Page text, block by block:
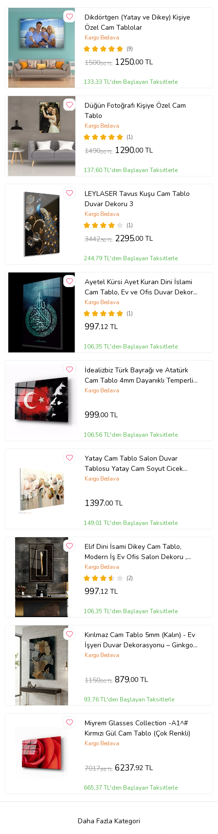
Dikdörtgen (Yatay ve Dikey) Kişiye
Özel Cam Tablolar
(9)
Kargo Bedava
1500,00 TL 1250,00 TL
133,33 TL'den Başlayan Taksitlerle
Düğün Fotoğrafı Kişiye Özel Cam
Tablo
(1)
Kargo Bedava
1490,00 TL 1290,00 TL
137,60 TL'den Başlayan Taksitlerle
LEYLASER Tavus Kuşu Cam Tablo
Duvar Dekoru 3
(1)
Kargo Bedava
3442,50 TL 2295,00 TL
244,79 TL'den Başlayan Taksitlerle
Ayetel Kürsi Ayet Kuran Dini İslami
Cam Tablo, Ev ve Ofis Duvar Dekoru,
Hediyelik Büyük Cam Tablo
(1)
Kargo Bedava
997,12 TL
106,35 TL'den Başlayan Taksitlerle
İdealizbiz Türk Bayrağı ve Atatürk
Cam Tablo 4mm Dayanıklı Temperli
Cam
Kargo Bedava
999,00 TL
106,56 TL'den Başlayan Taksitlerle
Yatay Cam Tablo Salon Duvar
Tablosu Yatay Cam Soyut Cicek
Cizim Yeni Ev Hediyesi Ofis Tablosu
Kargo Bedava
1397,00 TL
149,01 TL'den Başlayan Taksitlerle
Elif Dini İsami Dikey Cam Tablo,
Modern İş Ev Ofis Salon Dekoru ,
Hediyelik Duvar Dekoru (Çok Renkli)
(2)
Kargo Bedava
997,12 TL
106,35 TL'den Başlayan Taksitlerle
Kırılmaz Cam Tablo 5mm (Kalın) - Ev
İşyeri Duvar Dekorasyonu – Ginkgo
Biloba Tasarımlar (DİKEY) (Çok
Kargo Bedava
1150,00 TL 879,00 TL
93,76 TL'den Başlayan Taksitlerle
Miyrem Glasses Collection -A1^#
Kırmızı Gül Cam Tablo (Çok Renkli)
Kargo Bedava
7017,66 TL 6237,92 TL
665,37 TL'den Başlayan Taksitlerle
Daha Fazla Kategori